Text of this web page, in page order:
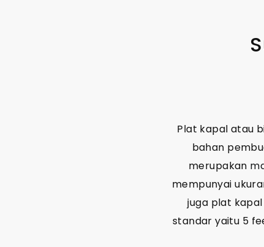
Plat kapal atau
bahan
merupakan
mempunyai
juga plat
standar yaitu 5